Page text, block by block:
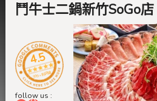
鬥牛士二鍋新竹SoGo店
4.5
999+ 則評論
follow us :